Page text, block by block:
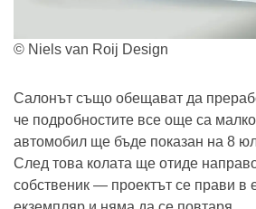
© Niels van Roij Design
Салонът също обещават да
че подробностите все още са
автомобил ще бъде показан на 8
След това колата ще отиде
собственик — проектът се прави в